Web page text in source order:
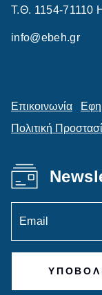
Τ.Θ. 1154-71110
info@ebeh.gr
Επικοινωνία
Πολιτική